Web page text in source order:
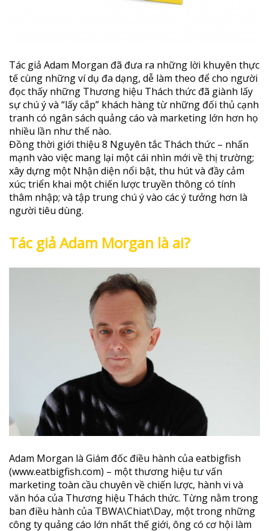
Tác giả Adam Morgan đã đưa ra những lời khuyên thực
tế cùng những ví dụ đa dạng, dễ làm theo để cho người
đọc thấy những Thương hiệu Thách thức đã giành lấy
sự chú ý và “lấy cắp” khách hàng từ những đối thủ cạnh
tranh có ngân sách quảng cáo và marketing lớn hơn họ
nhiều lần như thế nào.
Đồng thời giới thiệu 8 Nguyên tắc Thách thức – nhấn
mạnh vào việc mang lại một cái nhìn mới về thị trường;
xây dựng một Nhận diện nổi bật, thu hút và đầy cảm
xúc; triển khai một chiến lược truyền thông có tính
thâm nhập; và tập trung chú ý vào các ý tưởng hơn là
người tiêu dùng.
Tác giả Adam Morgan là ai?
Adam Morgan là Giám đốc điều hành của eatbigfish
(www.eatbigfish.com) – một thương hiệu tư vấn
marketing toàn cầu chuyên về chiến lược, hành vi và
văn hóa của Thương hiệu Thách thức. Từng nằm trong
ban điều hành của TBWA\Chiat\Day, một trong những
công ty quảng cáo lớn nhất thế giới, ông có cơ hội làm